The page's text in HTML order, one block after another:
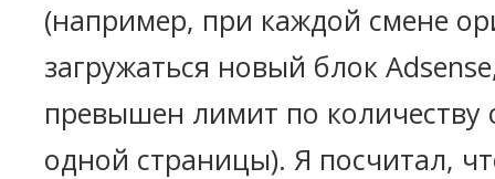
(например, при каждой смене
загружаться новый блок
превышен лимит по количеству
одной страницы). Я посчитал,